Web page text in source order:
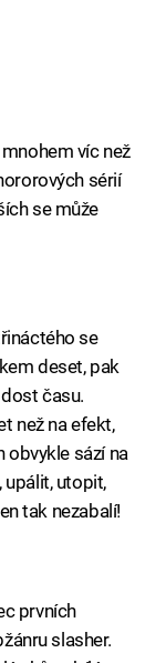
víc než
sérií
se může
se
deset, pak
času.
než na efekt,
obvykle sází na
upálit, utopit,
tak nezabalí!
prvních
slasher.